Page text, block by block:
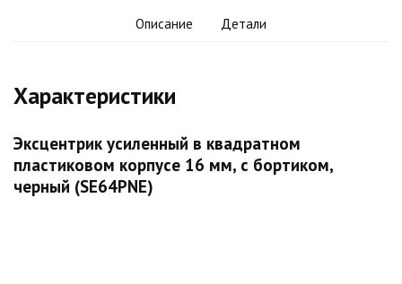
Описание Детали
Характеристики
Эксцентрик усиленный в квадратном
пластиковом корпусе 16 мм, с бортиком,
черный (SE64PNE)